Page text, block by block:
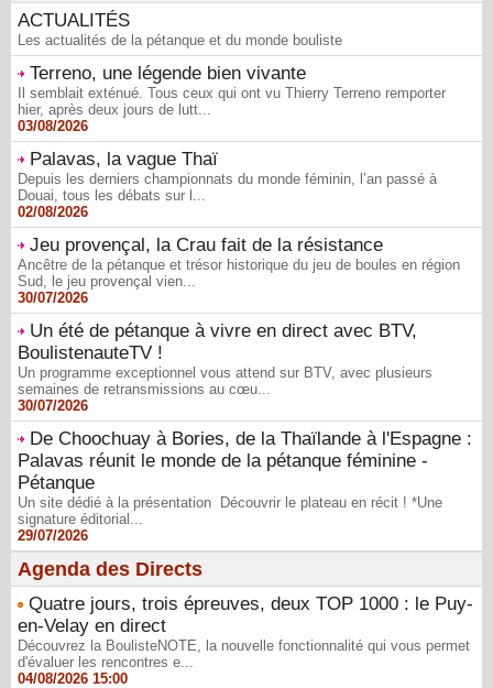
ACTUALITÉS
Les actualités de la pétanque et du monde bouliste
Terreno, une légende bien vivante
Il semblait exténué. Tous ceux qui ont vu Thierry Terreno remporter
hier, après deux jours de lutt...
03/08/2026
Palavas, la vague Thaï
Depuis les derniers championnats du monde féminin, l’an passé à
Douai, tous les débats sur l...
02/08/2026
Jeu provençal, la Crau fait de la résistance
Ancêtre de la pétanque et trésor historique du jeu de boules en région
Sud, le jeu provençal vien...
30/07/2026
Un été de pétanque à vivre en direct avec BTV,
BoulistenauteTV !
Un programme exceptionnel vous attend sur BTV, avec plusieurs
semaines de retransmissions au cœu...
30/07/2026
De Choochuay à Bories, de la Thaïlande à l'Espagne :
Palavas réunit le monde de la pétanque féminine -
Pétanque
Un site dédié à la présentation Découvrir le plateau en récit ! *Une
signature éditorial...
29/07/2026
Agenda des Directs
Quatre jours, trois épreuves, deux TOP 1000 : le Puy-
en-Velay en direct
Découvrez la BoulisteNOTE, la nouvelle fonctionnalité qui vous permet
d'évaluer les rencontres e...
04/08/2026 15:00